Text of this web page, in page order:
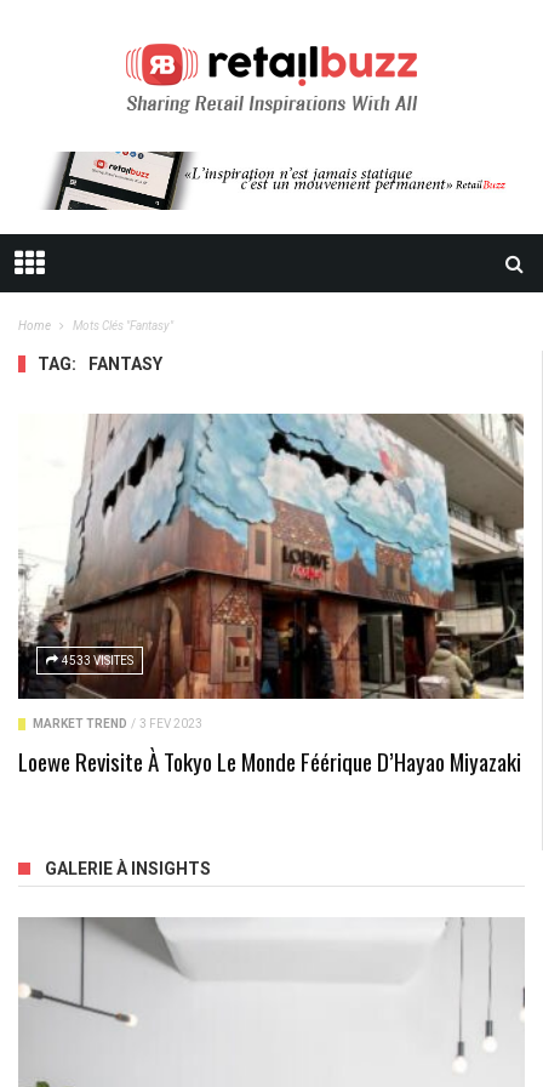
Home Mots Clés "fantasy"
TAG: FANTASY
4533 VISITES
MARKET TREND / 3 FÉV 2023
Loewe Revisite À Tokyo Le Monde Féérique D’Hayao Miyazaki
GALERIE À INSIGHTS